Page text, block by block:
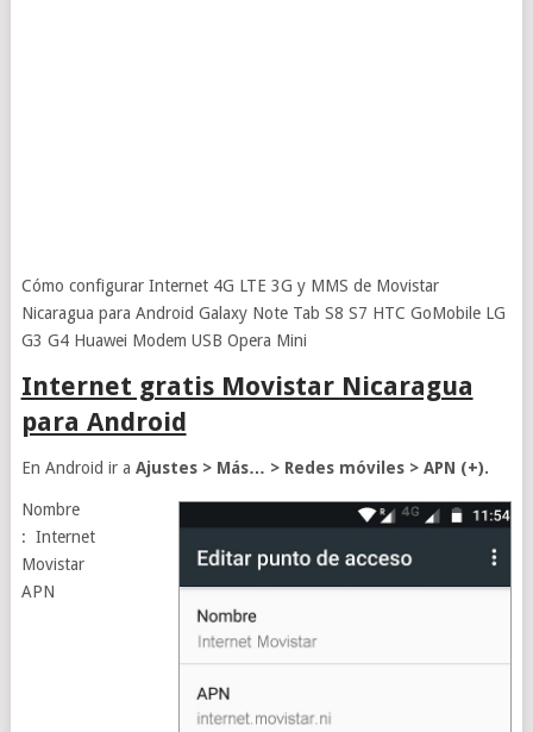
Cómo configurar Internet 4G LTE 3G y MMS de Movistar
Nicaragua para Android Galaxy Note Tab S8 S7 HTC GoMobile LG
G3 G4 Huawei Modem USB Opera Mini
Internet gratis Movistar Nicaragua
para Android
En Android ir a Ajustes > Más… > Redes móviles > APN (+).
Nombre
: Internet
Movistar
APN